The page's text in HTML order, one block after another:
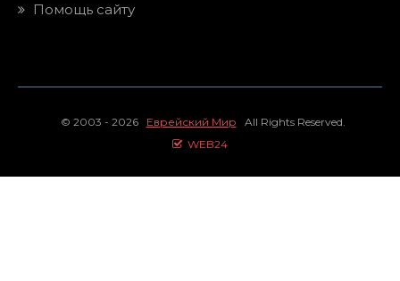
Помощь сайту
© 2003 - 2026 Еврейский Мир All Rights Reserved.
WEB24